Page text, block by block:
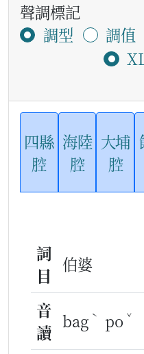
聲調標記
調型
調值
四縣
腔
海陸
腔
大埔
腔
詞
目
伯婆
音
讀
bag ˋ po ˇ